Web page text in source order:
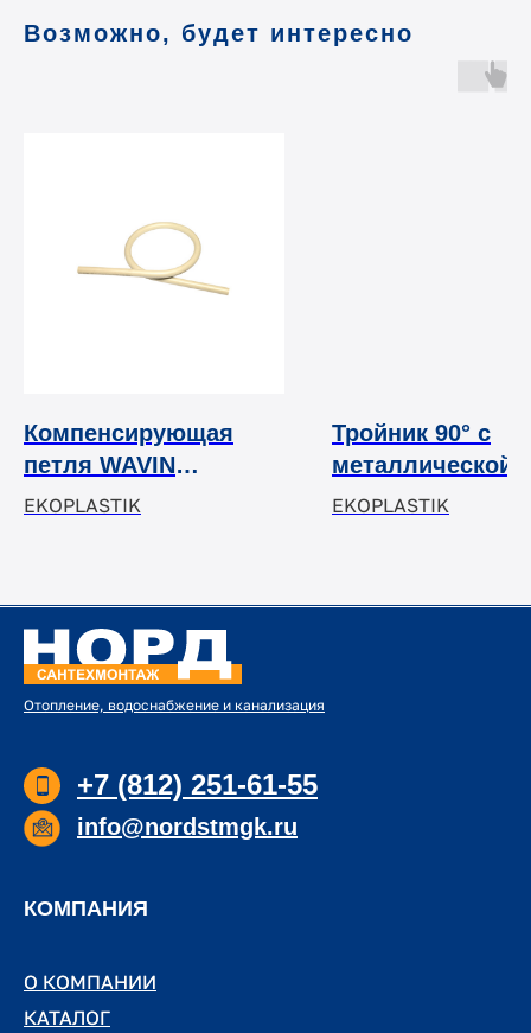
Возможно, будет интересно
Компенсирующая
петля WAVIN
EKOPLASTIK
EKOPLASTIK
Тройник 90° с
металлической
креплением
EKOPLASTIK
Отопление, водоснабжение и канализация
+7 (812) 251-61-55
info@nordstmgk.ru
О КОМПАНИИ
О КОМПАНИИ
КАТАЛОГ
КАТАЛОГ
КОМПАНИЯ